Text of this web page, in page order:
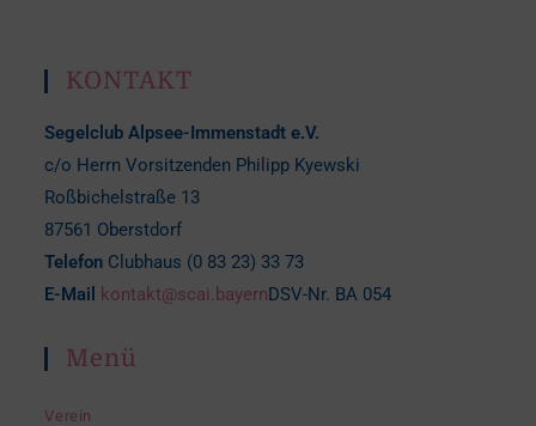
KONTAKT
Segelclub Alpsee-Immenstadt e.V.
c/o Herrn Vorsitzenden Philipp Kyewski
Roßbichelstraße 13
87561 Oberstdorf
Telefon Clubhaus (0 83 23) 33 73
E-Mail
kontakt@scai.bayernDSV-Nr. BA 054
Menü
Verein